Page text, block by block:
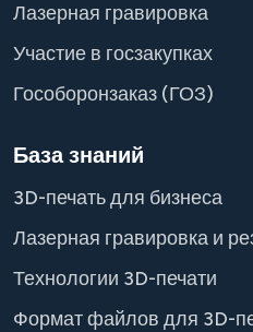
Лазерная гравировка
Участие в госзакупках
Гособоронзаказ (ГОЗ)
База знаний
3D-печать для бизнеса
Лазерная гравировка и
Технологии 3D-печати
Формат файлов для 3D-